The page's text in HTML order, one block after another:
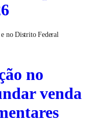
no Distrito Federal
no
venda